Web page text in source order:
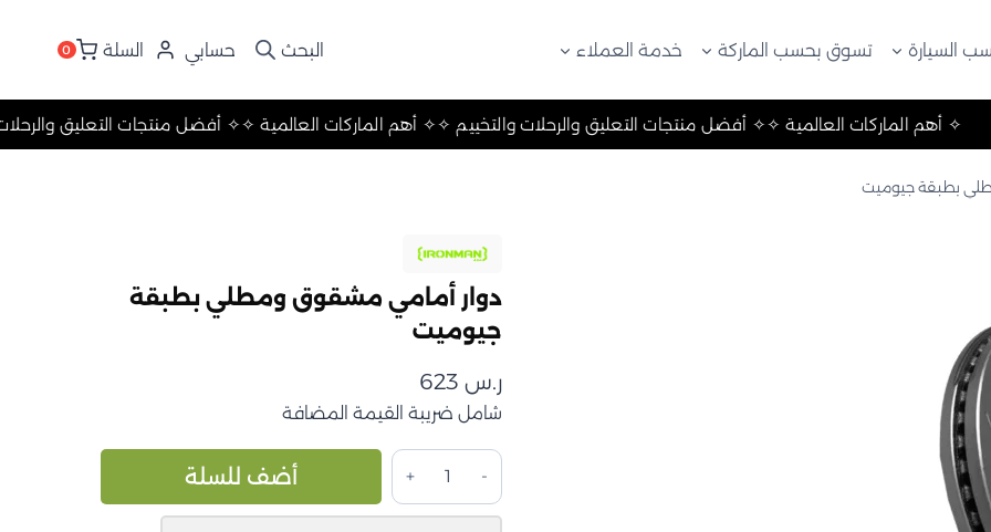
السيارة تسوق بحسب الماركة خدمة العملاء حسابي السلة 0
✧ أفضل منتجات✧ أهم الماركات العالمية ✧✧ أفضل منتجات التعليق والرحلات والتخييم ✧✧ أهم الماركات العالمية ✧ والتخييم ✧
بطبقة جيوميت
دوار أمامي مشقوق ومطلي بطبقة
جيوميت
ر.س623
شامل ضريبة القيمة المضافة
كمية
دوار
أمامي
أضف للسلة